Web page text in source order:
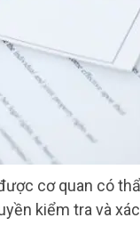
cơ quan có
kiểm tra và